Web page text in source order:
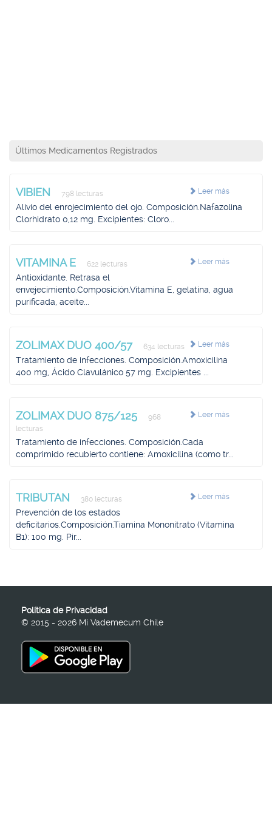
Últimos Medicamentos Registrados
Leer más
VIBIEN 798 lecturas
Alivio del enrojecimiento del ojo. Composición.Nafazolina
Clorhidrato 0,12 mg. Excipientes: Cloro...
Leer más
VITAMINA E 622 lecturas
Antioxidante. Retrasa el
envejecimiento.Composición.Vitamina E, gelatina, agua
purificada, aceite...
Leer más
ZOLIMAX DUO 400/57 634 lecturas
Tratamiento de infecciones. Composición.Amoxicilina
400 mg, Ácido Clavulánico 57 mg. Excipientes ...
Leer más
ZOLIMAX DUO 875/125
968
lecturas
Tratamiento de infecciones. Composición.Cada
comprimido recubierto contiene: Amoxicilina (como tr...
Leer más
TRIBUTAN 380 lecturas
Prevención de los estados
deficitarios.Composición.Tiamina Mononitrato (Vitamina
B1): 100 mg. Pir...
Política de Privacidad
© 2015 - 2026 Mi Vademecum Chile